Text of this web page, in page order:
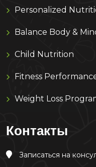
Personalized
Balance Body &
Child Nutrition
Fitness
Weight Loss
Контакты
Записаться на